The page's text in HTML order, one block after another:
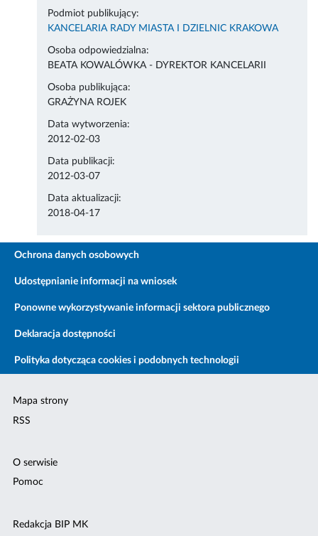
Podmiot publikujący:
KANCELARIA RADY MIASTA I DZIELNIC KRAKOWA
Osoba odpowiedzialna:
BEATA KOWALÓWKA - DYREKTOR KANCELARII
Osoba publikująca:
GRAŻYNA ROJEK
Data wytworzenia:
2012-02-03
Data publikacji:
2012-03-07
Data aktualizacji:
2018-04-17
Ochrona danych osobowych
Udostępnianie informacji na wniosek
Ponowne wykorzystywanie informacji sektora publicznego
Deklaracja dostępności
Polityka dotycząca cookies i podobnych technologii
Mapa strony
RSS
O serwisie
Pomoc
Redakcja BIP MK